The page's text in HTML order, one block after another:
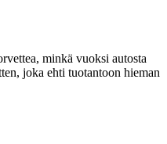
minkä vuoksi autosta
joka ehti tuotantoon hieman